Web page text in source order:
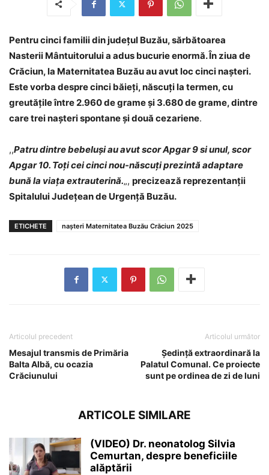
Pentru cinci familii din județul Buzău, sărbătoarea
Nasterii Mântuitorului a adus bucurie enormă. În ziua de
Crăciun, la Maternitatea Buzău au avut loc cinci nașteri.
Este vorba despre cinci băieți, născuți la termen, cu
greutățile între 2.960 de grame și 3.680 de grame, dintre
care trei nașteri spontane și două cezariene.
,,Patru dintre bebeluși au avut scor Apgar 9 si unul, scor
Apgar 10. Toți cei cinci nou-născuți prezintă adaptare
bună la viața extrauterină.„, precizează reprezentanții
Spitalului Județean de Urgență Buzău.
ETICHETE nașteri Maternitatea Buzău Crăciun 2025
Articolul precedent
Mesajul transmis de Primăria
Balta Albă, cu ocazia
Crăciunului
Articolul următor
Ședință extraordinară la
Palatul Comunal. Ce proiecte
sunt pe ordinea de zi de luni
ARTICOLE SIMILARE
(VIDEO) Dr. neonatolog Silvia
Cemurtan, despre beneficiile
alăptării